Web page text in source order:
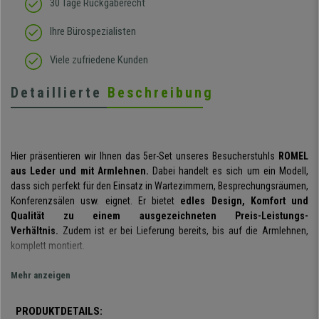
30 Tage Rückgaberecht
Ihre Bürospezialisten
Viele zufriedene Kunden
Detaillierte Beschreibung
Hier präsentieren wir Ihnen das 5er-Set unseres Besucherstuhls ROMEL
aus Leder und mit Armlehnen. Dabei handelt es sich um ein Modell,
dass sich perfekt für den Einsatz in Wartezimmern, Besprechungsräumen,
Konferenzsälen usw. eignet. Er bietet edles Design, Komfort und
Qualität zu einem ausgezeichneten Preis-Leistungs-
Verhältnis. Zudem ist er bei Lieferung bereits, bis auf die Armlehnen,
komplett montiert.
Sie erhalten hier ein sehr
Mehr anzeigen
PRODUKTDETAILS: